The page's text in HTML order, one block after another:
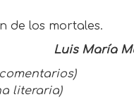
de los mortales.
Luis María
literaria)